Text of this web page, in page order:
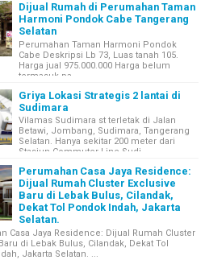
Dijual Rumah di Perumahan Taman
Harmoni Pondok Cabe Tangerang
Selatan
Perumahan Taman Harmoni Pondok
Cabe Deskripsi Lb 73, Luas tanah 105.
Harga jual 975.000.000 Harga belum
termasuk pa...
Griya Lokasi Strategis 2 lantai di
Sudimara
Vilamas Sudimara st terletak di Jalan
Betawi, Jombang, Sudimara, Tangerang
Selatan. Hanya sekitar 200 meter dari
Stasiun Commuter Line Sudi...
Perumahan Casa Jaya Residence:
Dijual Rumah Cluster Exclusive
Baru di Lebak Bulus, Cilandak,
Dekat Tol Pondok Indah, Jakarta
Selatan.
Casa Jaya Residence: Dijual Rumah Cluster
di Lebak Bulus, Cilandak, Dekat Tol
Jakarta Selatan. ...